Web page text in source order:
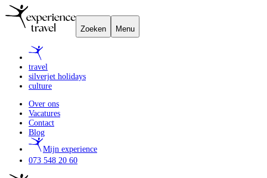
Zoeken Menu
travel
silverjet holidays
culture
Over ons
Vacatures
Contact
Blog
Mijn experience
073 548 20 60